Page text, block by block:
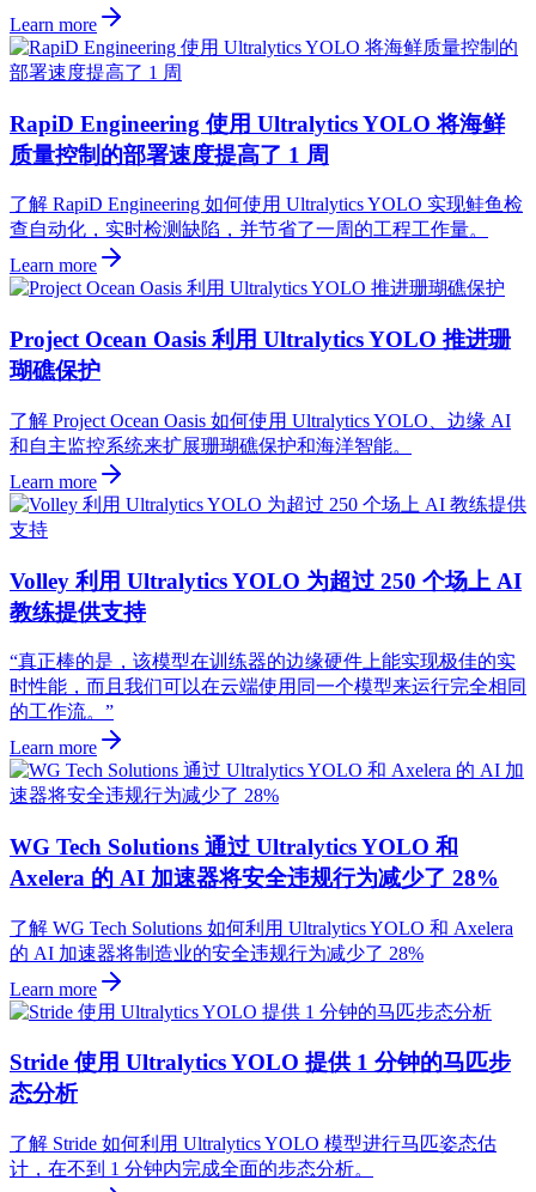
Learn more
RapiD Engineering 使用 Ultralytics YOLO 将海鲜
质量控制的部署速度提高了 1 周
了解 RapiD Engineering 如何使用 Ultralytics YOLO 实现鲑鱼检
查自动化，实时检测缺陷，并节省了一周的工程工作量。
Learn more
Project Ocean Oasis 利用 Ultralytics YOLO 推进珊
瑚礁保护
了解 Project Ocean Oasis 如何使用 Ultralytics YOLO、边缘 AI
和自主监控系统来扩展珊瑚礁保护和海洋智能。
Learn more
Volley 利用 Ultralytics YOLO 为超过 250 个场上 AI
教练提供支持
“真正棒的是，该模型在训练器的边缘硬件上能实现极佳的实
时性能，而且我们可以在云端使用同一个模型来运行完全相同
的工作流。”
Learn more
WG Tech Solutions 通过 Ultralytics YOLO 和
Axelera 的 AI 加速器将安全违规行为减少了 28%
了解 WG Tech Solutions 如何利用 Ultralytics YOLO 和 Axelera
的 AI 加速器将制造业的安全违规行为减少了 28%
Learn more
Stride 使用 Ultralytics YOLO 提供 1 分钟的马匹步
态分析
了解 Stride 如何利用 Ultralytics YOLO 模型进行马匹姿态估
计，在不到 1 分钟内完成全面的步态分析。